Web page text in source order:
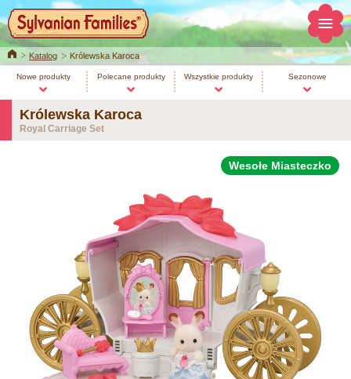
HomeKatalog Królewska Karoca
Nowe produkty Polecane produkty Wszystkie produkty Sezonowe
Królewska Karoca
Royal Carriage Set
Wesołe Miasteczko